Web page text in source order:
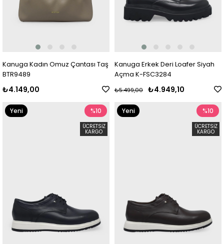
Kanuga Kadın Omuz Çantası Taş
BTR9489
₺4.149,00
Kanuga Erkek Deri Loafer Siyah
Açma K-FSC3284
₺4.949,10
₺5.499,00
%10
ÜCRETSIZ
KARGO
Yeni
%10
ÜCRETSIZ
KARGO
Yeni